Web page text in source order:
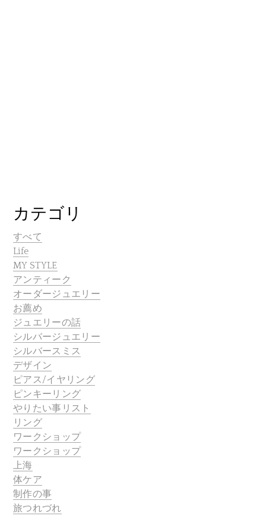
カテゴリ
すべて
Life
MY STYLE
アンティーク
オーダージュエリー
お薦め
ジュエリーの話
シルバージュエリー
シルバースミス
デザイン
ピアス/イヤリング
ピンキーリング
やりたい事リスト
リング
ワークショップ
ワークショップ
上海
体ケア
制作の事
旅つれづれ